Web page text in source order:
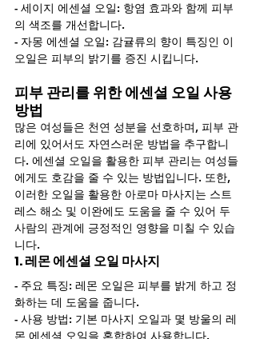
- 세이지 에센셜 오일: 항염 효과와 함께 피부
의 색조를 개선합니다.
- 자몽 에센셜 오일: 감귤류의 향이 특징인 이
오일은 피부의 밝기를 증진 시킵니다.
피부 관리를 위한 에센셜 오일 사용
방법
많은 여성들은 천연 성분을 선호하며, 피부 관
리에 있어서도 자연스러운 방법을 추구합니
다. 에센셜 오일을 활용한 피부 관리는 여성들
에게도 호감을 줄 수 있는 방법입니다. 또한,
이러한 오일을 활용한 아로마 마사지는 스트
레스 해소 및 이완에도 도움을 줄 수 있어 두
사람의 관계에 긍정적인 영향을 미칠 수 있습
니다.
1. 레몬 에센셜 오일 마사지
- 주요 특징: 레몬 오일은 피부를 밝게 하고 정
화하는 데 도움을 줍니다.
- 사용 방법: 기본 마사지 오일과 몇 방울의 레
몬 에센셜 오일을 혼합하여 사용합니다.